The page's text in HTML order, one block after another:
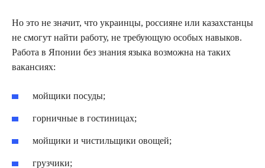
Но это не значит, что украинцы, россияне или казахстанцы
не смогут найти работу, не требующую особых навыков.
Работа в Японии без знания языка возможна на таких
вакансиях:
мойщики посуды;
горничные в гостиницах;
мойщики и чистильщики овощей;
грузчики;